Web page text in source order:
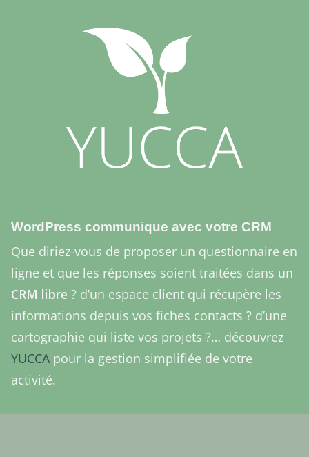
WordPress communique avec votre CRM
Que diriez-vous de proposer un questionnaire en
ligne et que les réponses soient traitées dans un
CRM libre ? d’un espace client qui récupère les
informations depuis vos fiches contacts ? d’une
cartographie qui liste vos projets ?… découvrez
YUCCA pour la gestion simplifiée de votre
activité.